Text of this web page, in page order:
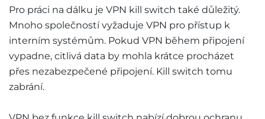
Pro práci na dálku je VPN kill switch také důležitý.
Mnoho společností vyžaduje VPN pro přístup k
interním systémům. Pokud VPN během připojení
vypadne, citlivá data by mohla krátce procházet
přes nezabezpečené připojení. Kill switch tomu
zabrání.